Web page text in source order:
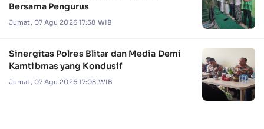
Bersama Pengurus
Jumat, 07 Agu 2026 17:58 WIB
Sinergitas Polres Blitar dan Media Demi
Kamtibmas yang Kondusif
Jumat, 07 Agu 2026 17:08 WIB